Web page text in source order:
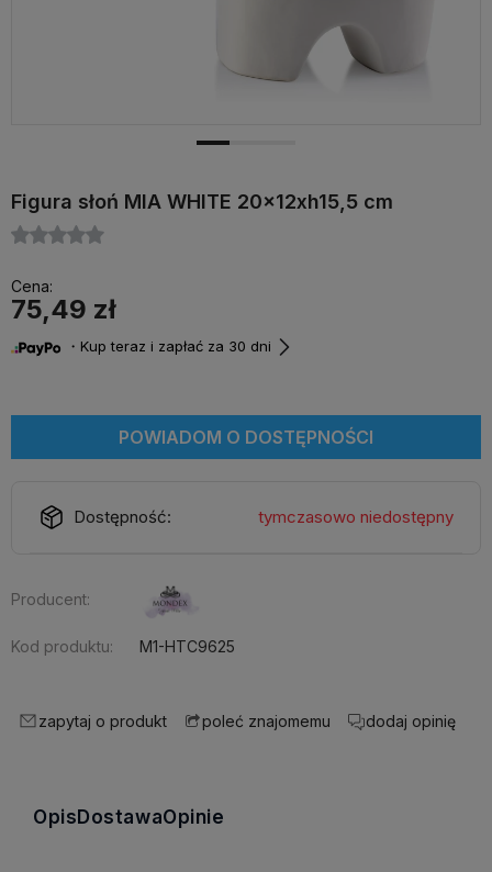
Figura słoń MIA WHITE 20x12xh15,5 cm
Cena:
75,49 zł
・Kup teraz i zapłać za 30 dni
POWIADOM O DOSTĘPNOŚCI
Dostępność: tymczasowo niedostępny
Producent:
Kod produktu: M1-HTC9625
zapytaj o produkt poleć znajomemu dodaj opinię
OpisDostawaOpinie